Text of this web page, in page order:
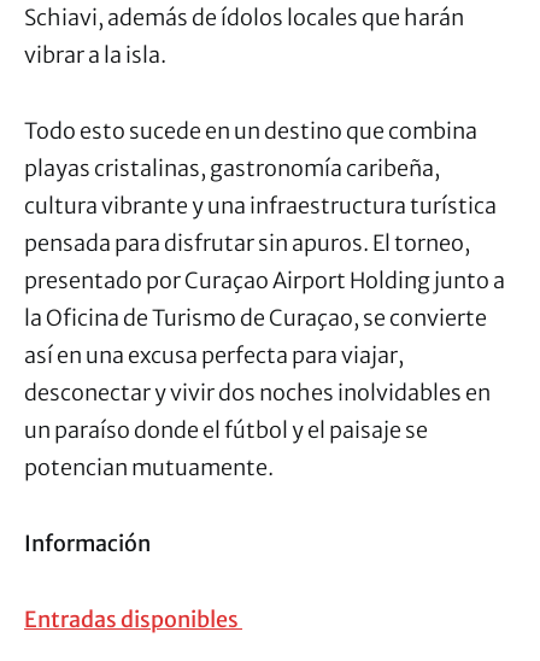
Schiavi, además de ídolos locales que harán
vibrar a la isla.
Todo esto sucede en un destino que combina
playas cristalinas, gastronomía caribeña,
cultura vibrante y una infraestructura turística
pensada para disfrutar sin apuros. El torneo,
presentado por Curaçao Airport Holding junto a
la Oficina de Turismo de Curaçao, se convierte
así en una excusa perfecta para viajar,
desconectar y vivir dos noches inolvidables en
un paraíso donde el fútbol y el paisaje se
potencian mutuamente.
Información
Entradas disponibles